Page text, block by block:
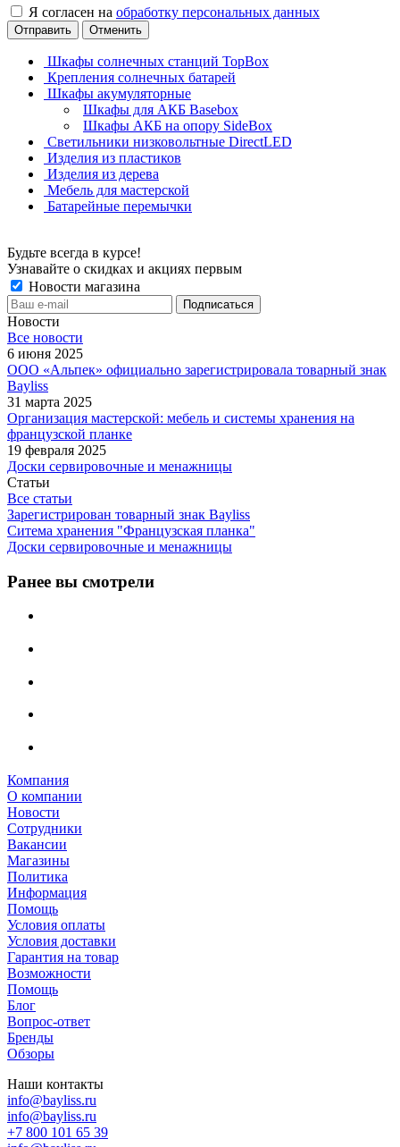
Я согласен на обработку персональных данных
Отправить Отменить
Шкафы солнечных станций TopBox
Крепления солнечных батарей
Шкафы акумуляторные
Шкафы для АКБ Basebox
Шкафы АКБ на опору SideBox
Светильники низковольтные DirectLED
Изделия из пластиков
Изделия из дерева
Мебель для мастерской
Батарейные перемычки
Будьте всегда в курсе!
Узнавайте о скидках и акциях первым
Новости магазина
Новости
Все новости
6 июня 2025
ООО «Альпек» официально зарегистрировала товарный знак
Bayliss
31 марта 2025
Организация мастерской: мебель и системы хранения на
французской планке
19 февраля 2025
Доски сервировочные и менажницы
Статьи
Все статьи
Зарегистрирован товарный знак Bayliss
Ситема хранения "Французская планка"
Доски сервировочные и менажницы
Ранее вы смотрели
Компания
О компании
Новости
Сотрудники
Вакансии
Магазины
Политика
Информация
Помощь
Условия оплаты
Условия доставки
Гарантия на товар
Возможности
Помощь
Блог
Вопрос-ответ
Бренды
Обзоры
Наши контакты
info@bayliss.ru
info@bayliss.ru
+7 800 101 65 39